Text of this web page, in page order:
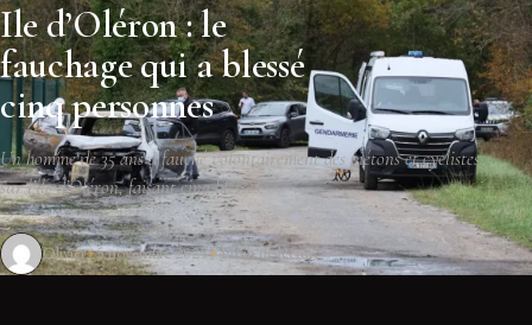
Ile d’Oléron : le
fauchage qui a blessé
cinq personnes
Un homme de 35 ans a fauché volontairement des piétons et cyclistes
sur l’île d’Oléron, faisant cinq blessés.
Olivier 5 novembre 2025 4 min de lecture